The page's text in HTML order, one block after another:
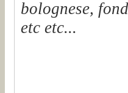
bolognese,
etc etc...